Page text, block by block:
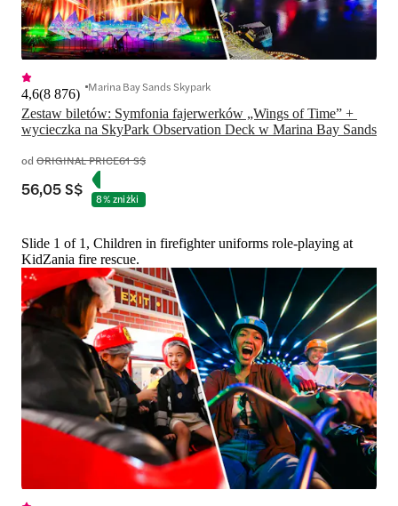
Zestaw biletów: Symfonia fajerwerków „Wings of Time” +
wycieczka na SkyPark Observation Deck w Marina Bay Sands
4,6(8 876) Marina Bay Sands Skypark
od ORIGINAL PRICE61 S$
56,05 S$ 8% zniżki
Slide 1 of 1, Children in firefighter uniforms role-playing at
KidZania fire rescue.